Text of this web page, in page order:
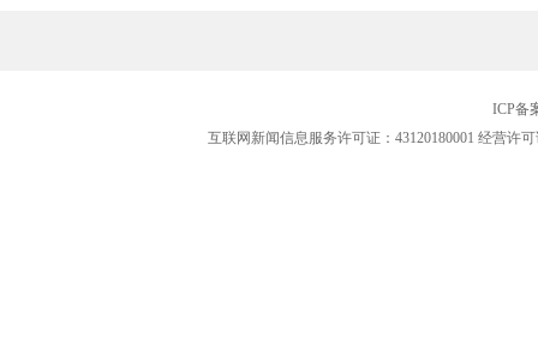
ICP备
互联网新闻信息服务许可证：43120180001 经营许可